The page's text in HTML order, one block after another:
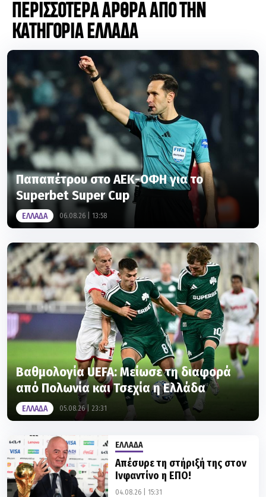
ΠΕΡΙΣΣΟΤΕΡΑ ΑΡΘΡΑ ΑΠΟ ΤΗΝ
ΚΑΤΗΓΟΡΙΑ ΕΛΛΑΔΑ
Παπαπέτρου στο ΑΕΚ-ΟΦΗ για το
Superbet Super Cup
ΕΛΛΑΔΑ 06.08.26 | 13:58
Βαθμολογία UEFA: Μείωσε τη διαφορά
από Πολωνία και Τσεχία η Ελλάδα
ΕΛΛΑΔΑ 05.08.26 | 23:31
ΕΛΛΑΔΑ
Απέσυρε τη στήριξή της στον
Ινφαντίνο η ΕΠΟ!
04.08.26 | 15:31